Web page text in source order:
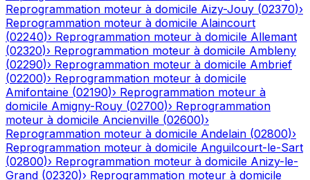
Reprogrammation moteur à domicile Aizy-Jouy (02370)›
Reprogrammation moteur à domicile Alaincourt
(02240)› Reprogrammation moteur à domicile Allemant
(02320)› Reprogrammation moteur à domicile Ambleny
(02290)› Reprogrammation moteur à domicile Ambrief
(02200)› Reprogrammation moteur à domicile
Amifontaine (02190)› Reprogrammation moteur à
domicile Amigny-Rouy (02700)› Reprogrammation
moteur à domicile Ancienville (02600)›
Reprogrammation moteur à domicile Andelain (02800)›
Reprogrammation moteur à domicile Anguilcourt-le-Sart
(02800)› Reprogrammation moteur à domicile Anizy-le-
Grand (02320)› Reprogrammation moteur à domicile